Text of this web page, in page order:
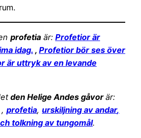
profetia är: Profetior är
idag. , Profetior bör ses över
är uttryk av en levande
den Helige Andes gåvor är:
, profetia, urskiljning av andar,
tolkning av tungomål.